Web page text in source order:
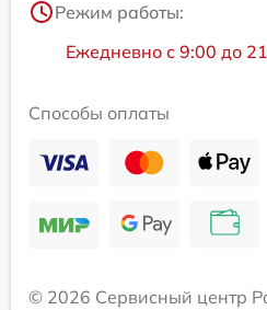
Режим работы:
Ежедневно с 9:00 до
Способы оплаты
© 2026 Сервисный центр